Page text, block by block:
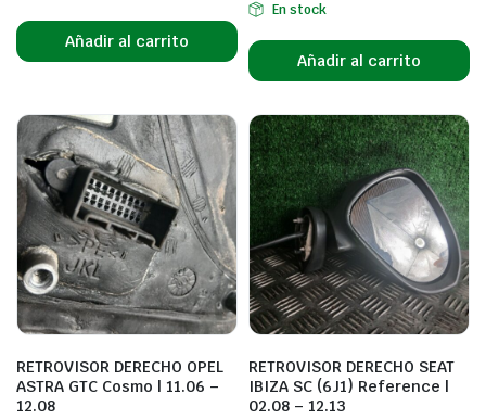
Añadir al carrito
En stock
Añadir al carrito
RETROVISOR DERECHO OPEL
ASTRA GTC Cosmo | 11.06 –
12.08
RETROVISOR DERECHO SEAT
IBIZA SC (6J1) Reference |
02.08 – 12.13